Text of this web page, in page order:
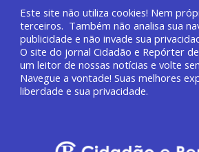
Este site não utiliza cookies! Nem
terceiros. Também não analisa sua
publicidade e não invade sua
O site do jornalCidadão e Repórter
um leitor de nossas notícias e volte
Navegue a vontade! Suas melhores
liberdade e sua privacidade.